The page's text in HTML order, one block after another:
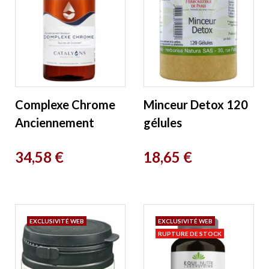
Complexe Chrome
Anciennement
Catalyons
Prix
34,58 €
Minceur Detox 120
gélules
Paris
Prix
18,65 €
EXCLUSIVITÉ WEB
EXCLUSIVITÉ WEB
RUPTURE DE STOCK